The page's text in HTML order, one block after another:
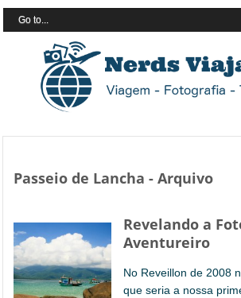
Passeio de Lancha - Arquivo
Revelando a
Aventureiro
No Reveillon de 2008
que seria a nossa